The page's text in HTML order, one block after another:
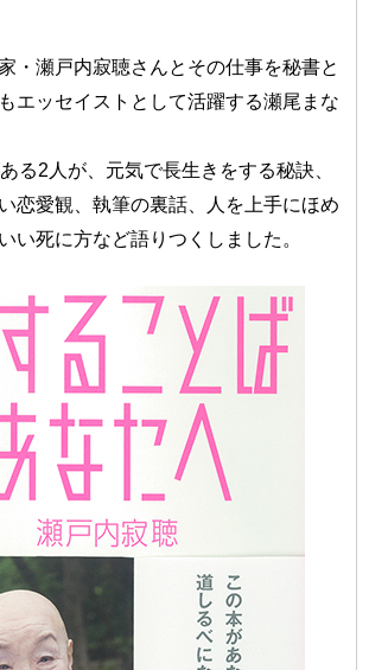
・瀬戸内寂聴さんとその仕事を秘書と
エッセイストとして活躍する瀬尾まな
る2人が、元気で長生きをする秘訣、
恋愛観、執筆の裏話、人を上手にほめ
い死に方など語りつくしました。